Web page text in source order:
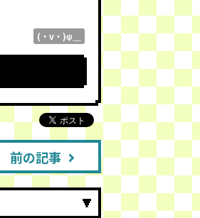
(・v・)φ＿
前の記事